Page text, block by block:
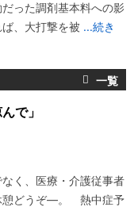
った調剤基本料への影
、大打撃を被 ...続き
で」
く、医療・介護従事者
憩どうぞ―。 熱中症予